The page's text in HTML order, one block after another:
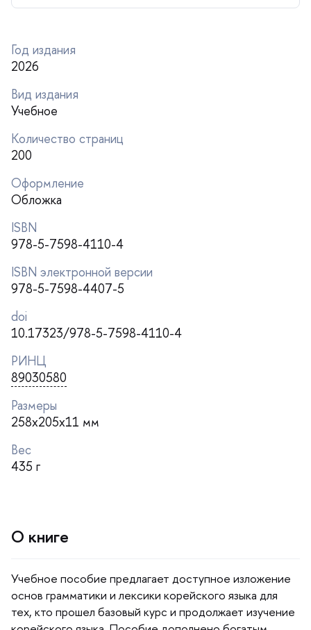
Год издания
2026
ид издания
Учебное
Количество страниц
200
Оформление
Обложка
ISBN
978-5-7598-4110-4
ISBN электронной версии
978-5-7598-4407-5
doi
10.17323/978-5-7598-4110-4
РИНЦ
89030580
Размеры
258x205x11 мм
ес
435
О книге
Учебное пособие предлагает доступное изложение
основ грамматики и лексики корейского языка для
тех, кто прошел базовый курс и продолжает изучение